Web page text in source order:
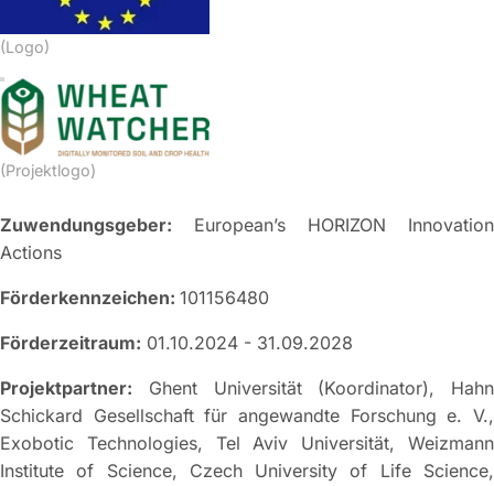
(Logo)
(Projektlogo)
Zuwendungsgeber: European’s HORIZON Innovation
Actions
Förderkennzeichen: 101156480
Förderzeitraum: 01.10.2024 - 31.09.2028
Projektpartner: Ghent Universität (Koordinator), Hahn
Schickard Gesellschaft für angewandte Forschung e. V.,
Exobotic Technologies, Tel Aviv Universität, Weizmann
Institute of Science, Czech University of Life Science,